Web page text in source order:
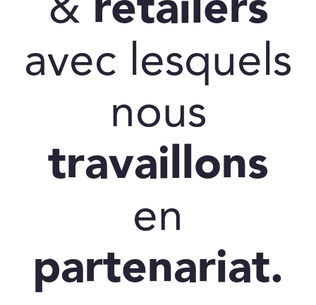
avec lesquels
nous
travaillons
en
partenariat.